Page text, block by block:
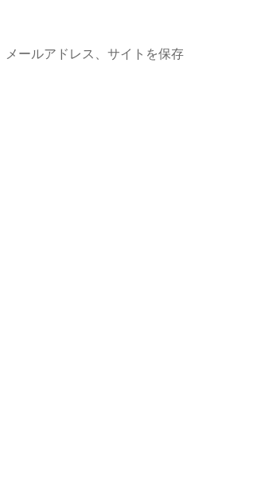
ールアドレス、サイトを保存